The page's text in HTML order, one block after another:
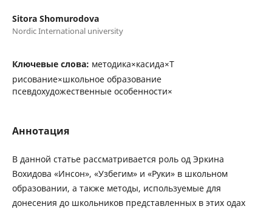
Sitora Shomurodova
Nordic International university
Ключевые слова: методика×касида×Т
рисование×школьное образование
псевдохудожественные особенности×
Аннотация
В данной статье рассматривается роль од Эркина
Вохидова «Инсон», «Узбегим» и «Руки» в школьном
образовании, а также методы, используемые для
донесения до школьников представленных в этих одах